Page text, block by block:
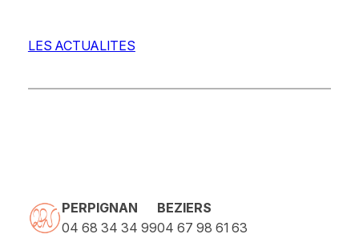
LES ACTUALITES
PERPIGNAN
04 68 34 34 99
BEZIERS
04 67 98 61 63